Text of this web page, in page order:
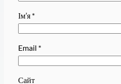
Ім’я *
Email *
Сайт